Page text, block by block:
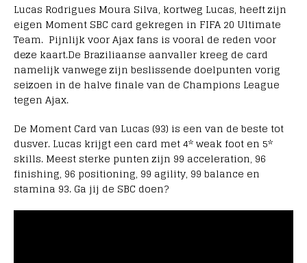
Lucas Rodrigues Moura Silva, kortweg Lucas, heeft zijn
eigen Moment SBC card gekregen in FIFA 20 Ultimate
Team. Pijnlijk voor Ajax fans is vooral de reden voor
deze kaart.De Braziliaanse aanvaller kreeg de card
namelijk vanwege zijn beslissende doelpunten vorig
seizoen in de halve finale van de Champions League
tegen Ajax.
De Moment Card van Lucas (93) is een van de beste tot
dusver. Lucas krijgt een card met 4* weak foot en 5*
skills. Meest sterke punten zijn 99 acceleration, 96
finishing, 96 positioning, 99 agility, 99 balance en
stamina 93. Ga jij de SBC doen?